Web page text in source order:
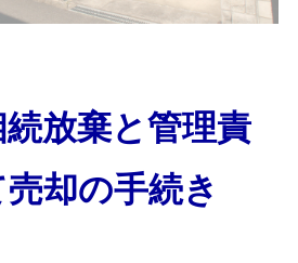
放棄と管理責
却の手続き